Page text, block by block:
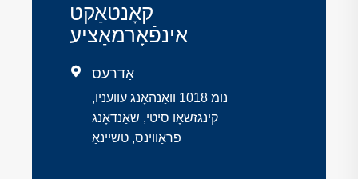
קאָנטאַקט
אינפֿאָרמאַציע
 אַדרעס
נומ 1018 וואַנהאָנג עוועניו,
קינגזשאָו סיטי, שאַנדאָנג
פּראַווינס, טשיינאַ